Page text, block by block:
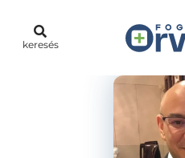
keresés